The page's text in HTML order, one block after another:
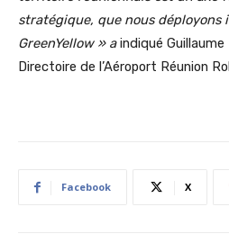
stratégique, que nous déployons
GreenYellow » aindiqué
Directoire de l’Aéroport Réunion
Facebook X